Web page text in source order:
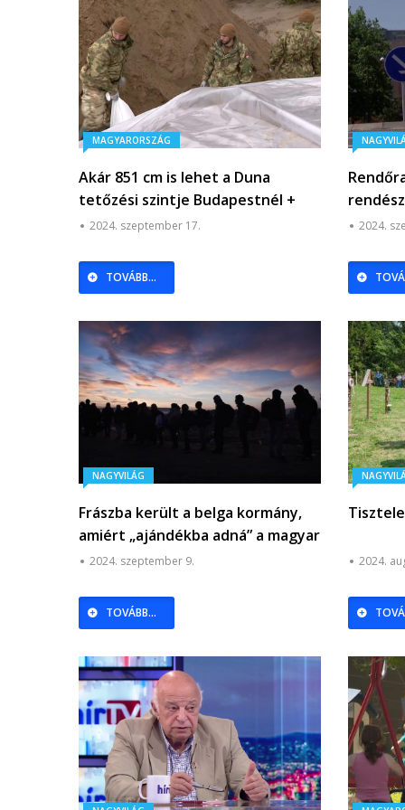
MAGYARORSZÁG
Akár 851 cm is lehet a Duna
tetőzési szintje Budapestnél +
videó
2024. szeptember 17.
TOVÁBB...
2024.
NAGYVILÁG
Frászba került a belga kormány,
amiért „ajándékba adná” a magyar
kormány a migránsokat
2024. szeptember 9.
TOVÁBB...
2024.